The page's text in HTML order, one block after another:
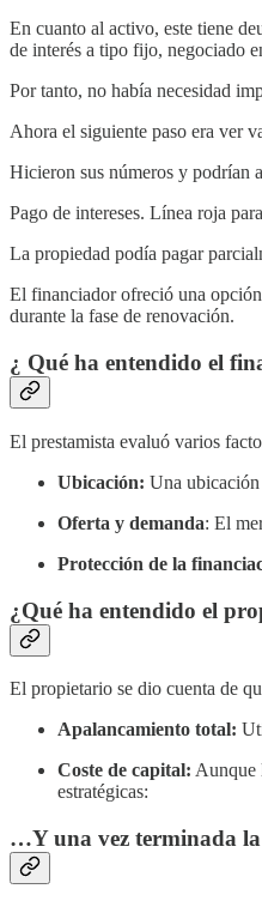
En cuanto al activo, este tiene
de interés a tipo fijo, negociado
Por tanto, no había necesidad
Ahora el siguiente paso era ver
Hicieron sus números y podrían
Pago de intereses. Línea roja
La propiedad podía pagar
El financiador ofreció una
durante la fase de renovación.
¿ Qué ha entendido el
El prestamista evaluó varios
Ubicación: Una
Oferta y demanda: El
Protección de la
¿Qué ha entendido el
El propietario se dio cuenta de
Apalancamiento total:
Coste de capital: Aunque
estratégicas:
…Y una vez terminada